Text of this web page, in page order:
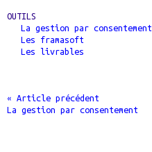
OUTILS
La gestion par consentement
Les framasoft
Les livrables
« Article précédent
La gestion par consentement